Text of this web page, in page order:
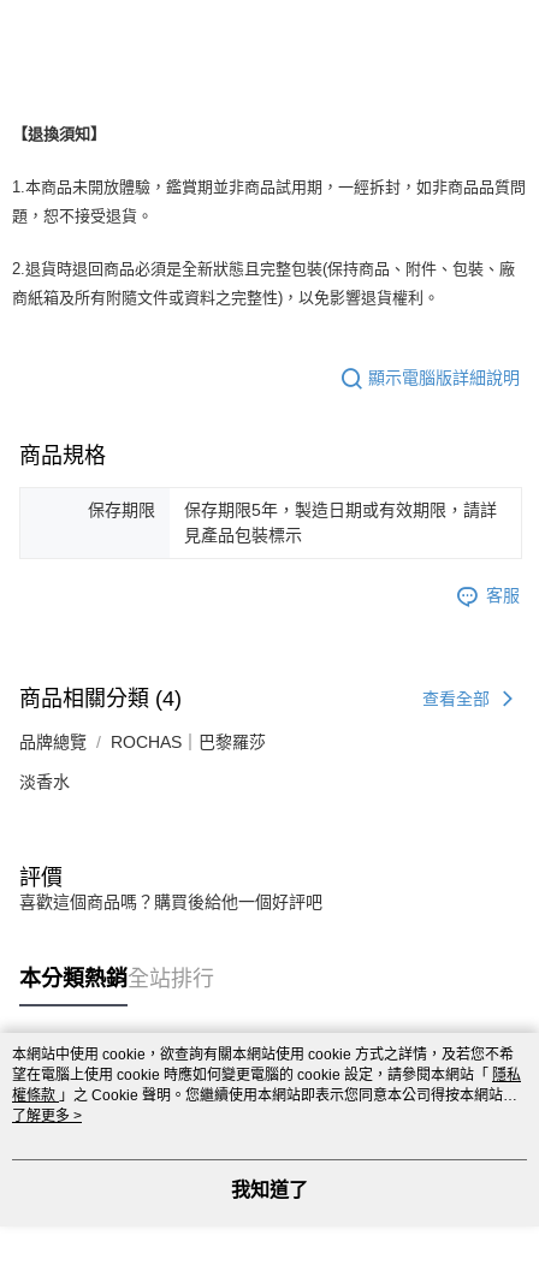
【退換須知】
1.本商品未開放體驗，鑑賞期並非商品試用期，一經拆封，如非商品品質問
題，恕不接受退貨。
2.退貨時退回商品必須是全新狀態且完整包裝(保持商品、附件、包裝、廠
商紙箱及所有附隨文件或資料之完整性)，以免影響退貨權利。
顯示電腦版詳細說明
商品規格
保存期限
保存期限5年，製造日期或有效期限，請詳
見產品包裝標示
客服
商品相關分類 (4) 查看全部
品牌總覽 ROCHAS｜巴黎羅莎
淡香水
評價
喜歡這個商品嗎？購買後給他一個好評吧
本分類熱銷全站排行
熱門標籤
本網站中使用 cookie，欲查詢有關本網站使用 cookie 方式之詳情，及若您不希
望在電腦上使用 cookie 時應如何變更電腦的 cookie 設定，請參閱本網站「 隱私
權條款 」之 Cookie 聲明。您繼續使用本網站即表示您同意本公司得按本網站使
用條款之 Cookie 聲明使用 cookie。
了解更多 >
我知道了